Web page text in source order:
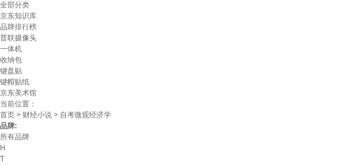
全部分类
京东知识库
品牌排行榜
普联摄像头
一体机
收纳包
键盘贴
键帽贴纸
京东美术馆
当前位置：
首页 > 财经小说 > 自考微观经济学
品牌:
所有品牌
H
T